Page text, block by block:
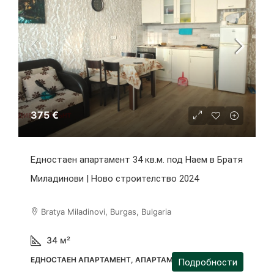
375 €
Едностаен апартамент 34 кв.м. под Наем в Братя
Миладинови | Ново строителство 2024
Bratya Miladinovi, Burgas, Bulgaria
34 м²
ЕДНОСТАЕН АПАРТАМЕНТ, АПАРТАМЕНТПодробности